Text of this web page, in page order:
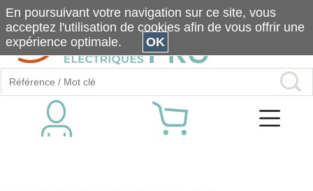
En poursuivant votre navigation sur ce site, vous
acceptez l'utilisation de cookies afin de vous offrir une
expérience optimale.
OK